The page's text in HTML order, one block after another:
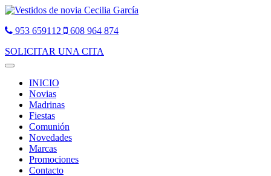
953 659112
608 964 874
SOLICITAR UNA CITA
Toggle
navigationINICIO
Novias
Madrinas
Fiestas
Comunión
Novedades
Marcas
Promociones
Contacto